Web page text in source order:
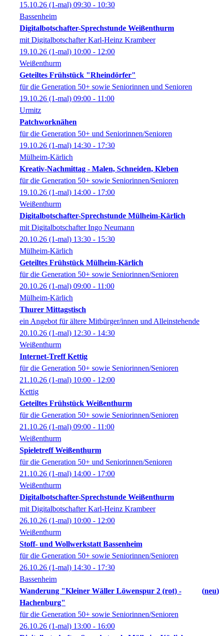
15.10.26 (1-mal) 09:30 - 10:30
Bassenheim
Digitalbotschafter-Sprechstunde Weißenthurm
mit Digitalbotschafter Karl-Heinz Krambeer
19.10.26 (1-mal) 10:00 - 12:00
Weißenthurm
Geteiltes Frühstück "Rheindörfer"
für die Generation 50+ sowie Seniorinnen und Senioren
19.10.26 (1-mal) 09:00 - 11:00
Urmitz
Patchworknähen
für die Generation 50+ und Seniorinnen/Senioren
19.10.26 (1-mal) 14:30 - 17:30
Mülheim-Kärlich
Kreativ-Nachmittag - Malen, Schneiden, Kleben
für die Generation 50+ sowie Seniorinnen/Senioren
19.10.26 (1-mal) 14:00 - 17:00
Weißenthurm
Digitalbotschafter-Sprechstunde Mülheim-Kärlich
mit Digitalbotschafter Ingo Neumann
20.10.26 (1-mal) 13:30 - 15:30
Mülheim-Kärlich
Geteiltes Frühstück Mülheim-Kärlich
für die Generation 50+ sowie Seniorinnen/Senioren
20.10.26 (1-mal) 09:00 - 11:00
Mülheim-Kärlich
Thurer Mittagstisch
ein Angebot für ältere Mitbürger/innen und Alleinstehende
20.10.26 (1-mal) 12:30 - 14:30
Weißenthurm
Internet-Treff Kettig
für die Generation 50+ sowie Seniorinnen/Senioren
21.10.26 (1-mal) 10:00 - 12:00
Kettig
Geteiltes Frühstück Weißenthurm
für die Generation 50+ sowie Seniorinnen/Senioren
21.10.26 (1-mal) 09:00 - 11:00
Weißenthurm
Spieletreff Weißenthurm
für die Generation 50+ und Seniorinnen/Senioren
21.10.26 (1-mal) 14:00 - 17:00
Weißenthurm
Digitalbotschafter-Sprechstunde Weißenthurm
mit Digitalbotschafter Karl-Heinz Krambeer
26.10.26 (1-mal) 10:00 - 12:00
Weißenthurm
Stoff- und Wollwerkstatt Bassenheim
für die Generation 50+ sowie Seniorinnen/Senioren
26.10.26 (1-mal) 14:30 - 17:30
Bassenheim
Wanderung "Kleiner Wäller Löwenspur 2 (rot) -
Hachenburg"
neu
für die Generation 50+ sowie Seniorinnen/Senioren
26.10.26 (1-mal) 13:00 - 16:00